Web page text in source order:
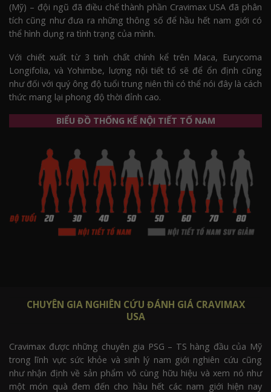
(Mỹ) – đội ngũ đã điều chế thành phần Cravimax USA đã phân
tích cũng như đưa ra những thông số để hầu hết nam giới có
thể hình dụng ra tình trạng của mình.
Với chiết xuất từ 3 tinh chất chính kể trên Maca, Eurycoma
Longifolia, và Yohimbe, lượng nội tiết tố sẽ để ổn định cũng
như đối với quý ông độ tuổi trung niên thì có thể nói đây là cách
thức mang lại phong độ thời đỉnh cao.
BIỂU ĐỒ THỐNG KẾ NỘI TIẾT TỐ NAM
CHUYÊN GIA NGHIÊN CỨU ĐÁNH GIÁ CRAVIMAX
USA
Cravimax được những chuyên gia PSG – TS hàng đầu của Mỹ
trong lĩnh vực sức khỏe và sinh lý nam giới nghiên cứu cũng
như nhận định về sản phẩm vô cùng hữu hiệu và xem nó như
một món quà đem đến cho hầu hết các nam giới hiện nay